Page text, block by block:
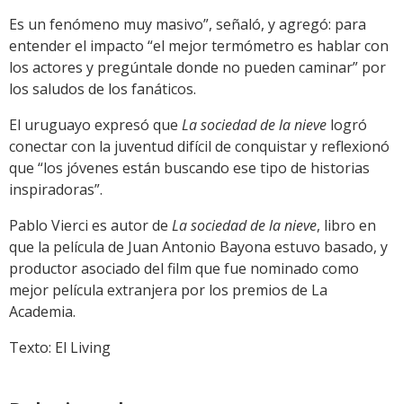
Es un fenómeno muy masivo”, señaló, y agregó: para
entender el impacto “el mejor termómetro es hablar con
los actores y pregúntale donde no pueden caminar” por
los saludos de los fanáticos.
El uruguayo expresó que La sociedad de la nieve logró
conectar con la juventud difícil de conquistar y reflexionó
que “los jóvenes están buscando ese tipo de historias
inspiradoras”.
Pablo Vierci es autor de La sociedad de la nieve, libro en
que la película de Juan Antonio Bayona estuvo basado, y
productor asociado del film que fue nominado como
mejor película extranjera por los premios de La
Academia.
Texto: El Living